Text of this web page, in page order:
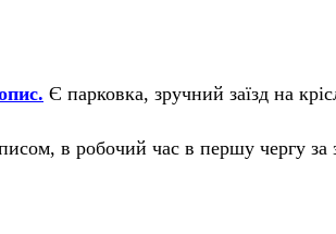
Є парковка, зручний заїзд на
в робочий час в першу чергу за